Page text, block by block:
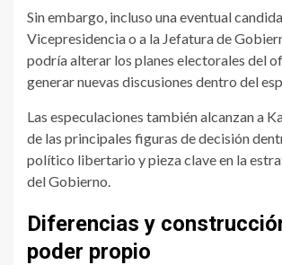
Sin embargo, incluso una eventual
Vicepresidencia o a la Jefatura de
podría alterar los planes electorales del
generar nuevas discusiones dentro del
Las especulaciones también alcanzan a
de las principales figuras de decisión
político libertario y pieza clave en la
del Gobierno.
Diferencias y
poder propio